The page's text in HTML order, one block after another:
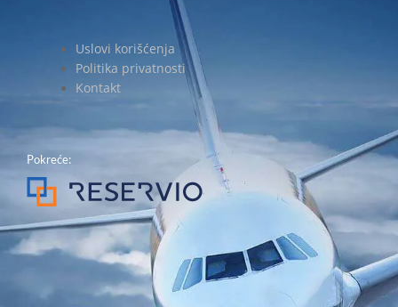
Uslovi korišćenja
Politika privatnosti
Kontakt
Pokreće: